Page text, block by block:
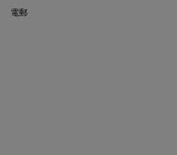
電郵